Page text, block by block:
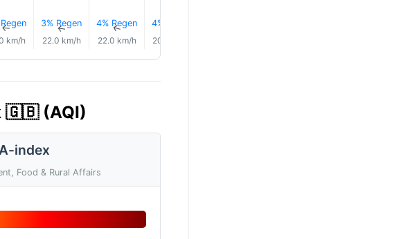
↑
km/h
3% Regen
↑
22.0 km/h
4% Regen
↑
22.0 km/h
4% Regen
20.0 km/h
🇬🇧 (AQI)
index
Food & Rural Affairs